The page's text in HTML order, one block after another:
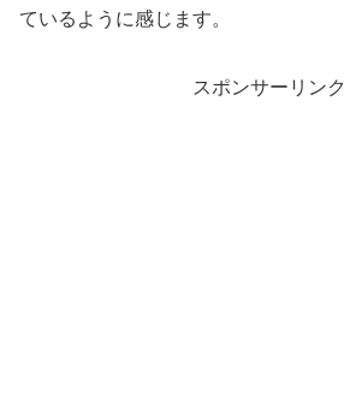
ているように感じます。
スポンサーリンク